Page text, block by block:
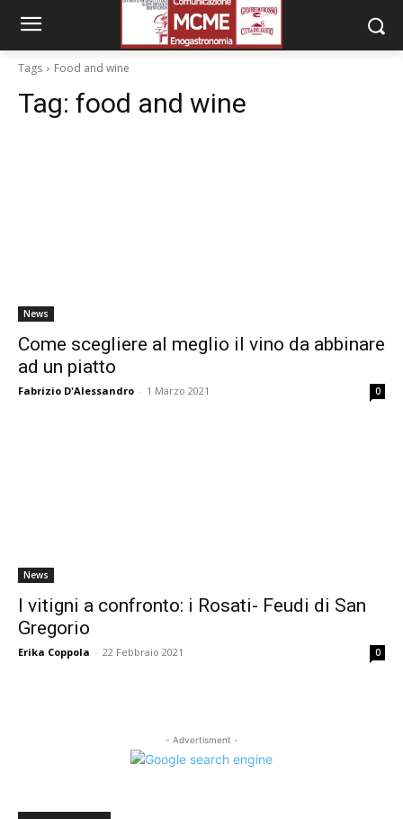
Tags Food and wine
Tag: food and wine
News
Come scegliere al meglio il vino da abbinare
ad un piatto
Fabrizio D'Alessandro - 1 Marzo 2021 0
News
I vitigni a confronto: i Rosati- Feudi di San
Gregorio
Erika Coppola - 22 Febbraio 2021 0
- Advertisment -